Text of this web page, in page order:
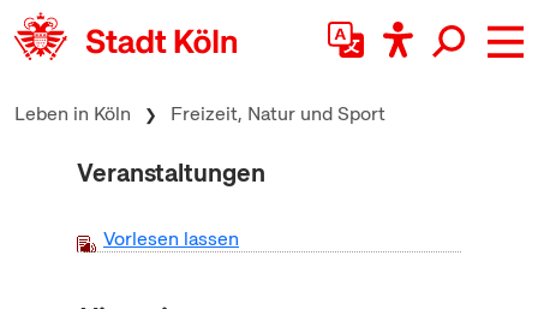
zum Inhalt springen
Leben in Köln Freizeit, Natur und Sport
Veranstaltungen
Vorlesen lassen